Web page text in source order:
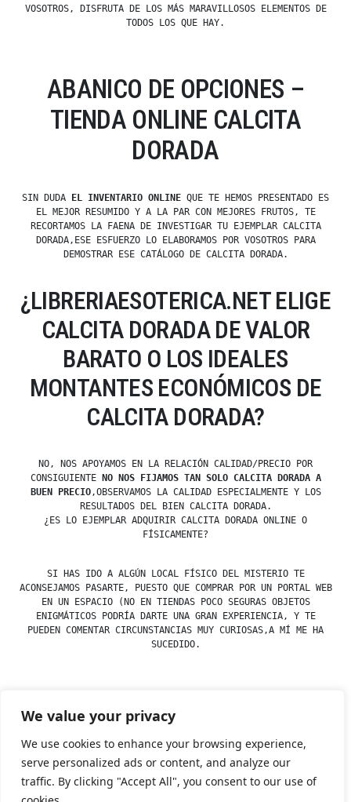
We value your privacy
We use cookies to enhance your browsing experience,
serve personalized ads or content, and analyze our
traffic. By clicking "Accept All", you consent to our use of
VOSOTROS, DISFRUTA DE LOS MÁS MARAVILLOSOS ELEMENTOS DE
TODOS LOS QUE HAY.
ABANICO DE OPCIONES –
TIENDA ONLINE CALCITA
DORADA
SIN DUDA EL INVENTARIO ONLINE QUE TE HEMOS PRESENTADO ES
EL MEJOR RESUMIDO Y A LA PAR CON MEJORES FRUTOS, TE
RECORTAMOS LA FAENA DE INVESTIGAR TU EJEMPLAR CALCITA
DORADA,ESE ESFUERZO LO ELABORAMOS POR VOSOTROS PARA
DEMOSTRAR ESE CATÁLOGO DE CALCITA DORADA.
¿LIBRERIAESOTERICA.NET ELIGE
CALCITA DORADA DE VALOR
BARATO O LOS IDEALES
MONTANTES ECONÓMICOS DE
CALCITA DORADA?
NO, NOS APOYAMOS EN LA RELACIÓN CALIDAD/PRECIO POR
CONSIGUIENTE
NO NOS FIJAMOS TAN SOLO CALCITA DORADA A
BUEN PRECIO,OBSERVAMOS LA CALIDAD ESPECIALMENTE Y LOS
RESULTADOS DEL BIEN CALCITA DORADA.
¿ES LO EJEMPLAR ADQUIRIR CALCITA DORADA ONLINE O
FÍSICAMENTE?
SI HAS IDO A ALGÚN LOCAL FÍSICO DEL MISTERIO TE
ACONSEJAMOS PASARTE, PUESTO QUE COMPRAR POR UN PORTAL WEB
EN UN ESPACIO (NO EN TIENDAS POCO SEGURAS OBJETOS
ENIGMÁTICOS PODRÍA DARTE UNA GRAN EXPERIENCIA, Y TE
PUEDEN COMENTAR CIRCUNSTANCIAS MUY CURIOSAS,A MÍ ME HA
SUCEDIDO.
Posted
esdfninj34 23 December, 2019
Tienda Esotérica Online – Librería Esotérica,Proudly